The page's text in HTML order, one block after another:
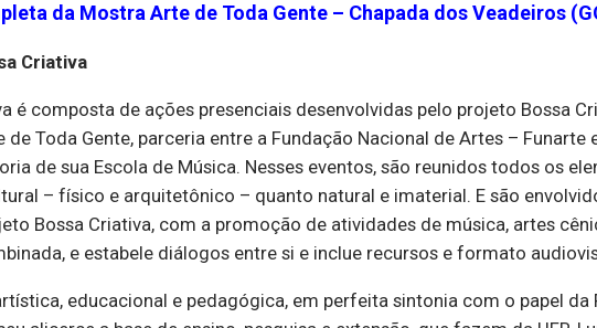
da Mostra Arte de Toda Gente – Chapada dos Veadeiros
Criativa
é composta de ações presenciais desenvolvidas pelo projeto Bossa
Toda Gente, parceria entre a Fundação Nacional de Artes – Funarte
de sua Escola de Música. Nesses eventos, são reunidos todos os
– físico e arquitetônico – quanto natural e imaterial. E são
Bossa Criativa, com a promoção de atividades de música, artes
e estabele diálogos entre si e inclue recursos e formato
educacional e pedagógica, em perfeita sintonia com o papel da